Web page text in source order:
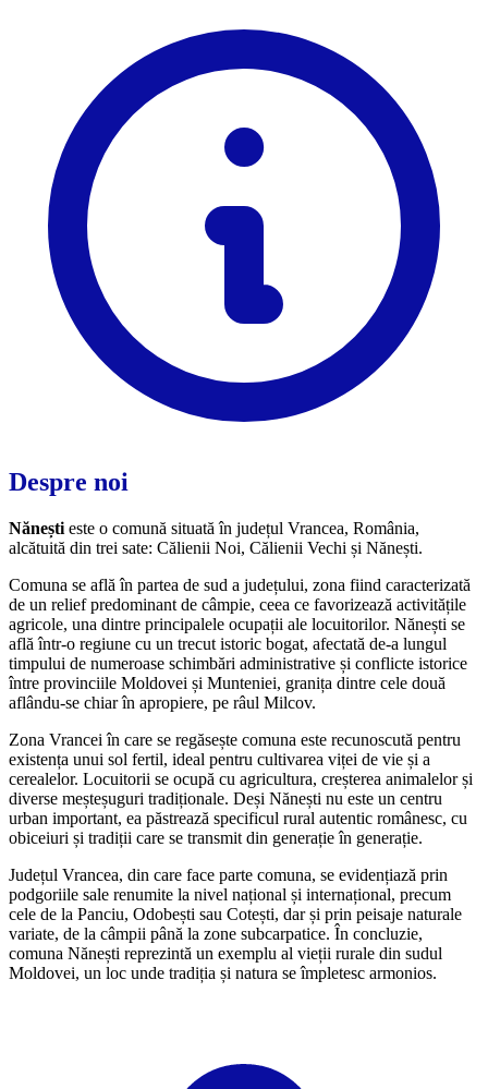
Despre noi
Nănești este o comună situată în județul Vrancea, România,
alcătuită din trei sate: Călienii Noi, Călienii Vechi și Nănești.
Comuna se află în partea de sud a județului, zona fiind caracterizată
de un relief predominant de câmpie, ceea ce favorizează activitățile
agricole, una dintre principalele ocupații ale locuitorilor. Nănești se
află într-o regiune cu un trecut istoric bogat, afectată de-a lungul
timpului de numeroase schimbări administrative și conflicte istorice
între provinciile Moldovei și Munteniei, granița dintre cele două
aflându-se chiar în apropiere, pe râul Milcov.
Zona Vrancei în care se regăsește comuna este recunoscută pentru
existența unui sol fertil, ideal pentru cultivarea viței de vie și a
cerealelor. Locuitorii se ocupă cu agricultura, creșterea animalelor și
diverse meșteșuguri tradiționale. Deși Nănești nu este un centru
urban important, ea păstrează specificul rural autentic românesc, cu
obiceiuri și tradiții care se transmit din generație în generație.
Județul Vrancea, din care face parte comuna, se evidențiază prin
podgoriile sale renumite la nivel național și internațional, precum
cele de la Panciu, Odobești sau Cotești, dar și prin peisaje naturale
variate, de la câmpii până la zone subcarpatice. În concluzie,
comuna Nănești reprezintă un exemplu al vieții rurale din sudul
Moldovei, un loc unde tradiția și natura se împletesc armonios.